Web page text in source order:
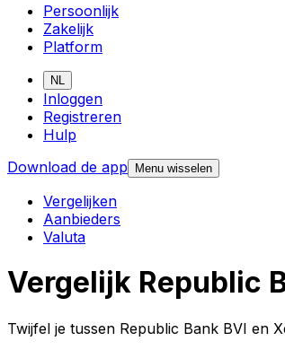
Persoonlijk
Zakelijk
Platform
NL
Inloggen
Registreren
Hulp
Download de app
Menu wisselen
Vergelijken
Aanbieders
Valuta
Vergelijk Republic
Twijfel je tussen Republic Bank BVI en